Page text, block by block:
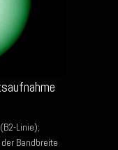
Linie);
Bandbreite